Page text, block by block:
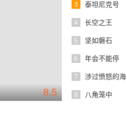
3 泰坦尼克号
4 长空之王
5 坚如磐石
6 年会不能停
7 涉过愤怒的海
8 八角笼中
8.5